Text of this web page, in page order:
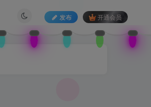
发布 开通会员